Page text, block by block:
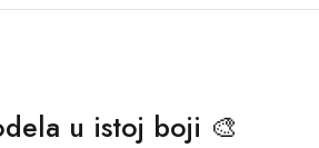
u istoj boji 🎨